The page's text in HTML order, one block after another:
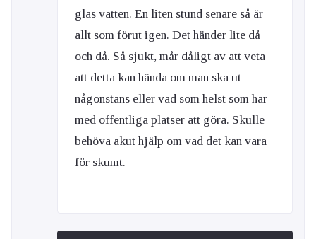
glas vatten. En liten stund senare så är
allt som förut igen. Det händer lite då
och då. Så sjukt, mår dåligt av att veta
att detta kan hända om man ska ut
någonstans eller vad som helst som har
med offentliga platser att göra. Skulle
behöva akut hjälp om vad det kan vara
för skumt.